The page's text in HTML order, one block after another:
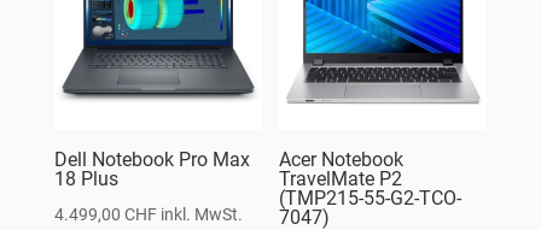
Dell Notebook Pro Max
18 Plus
4.499,00 CHF inkl. MwSt.
Acer Notebook
TravelMate P2
(TMP215-55-G2-TCO-
7047)